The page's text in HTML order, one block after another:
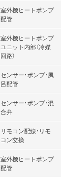
室外機ヒートポンプ
配管
室外機ヒートポンプ
ユニット内部（冷媒
回路）
センサー・ポンプ・風
呂配管
センサー・ポンプ・混
合弁
リモコン配線・リモ
コン交換
室外機ヒートポンプ
配管